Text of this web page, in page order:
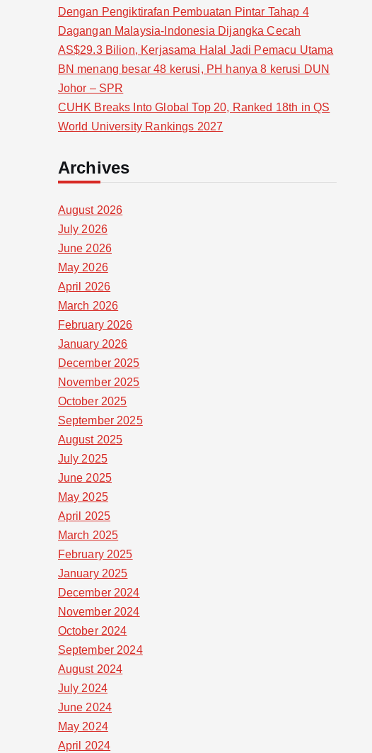
Dengan Pengiktirafan Pembuatan Pintar Tahap 4
Dagangan Malaysia-Indonesia Dijangka Cecah
AS$29.3 Bilion, Kerjasama Halal Jadi Pemacu Utama
BN menang besar 48 kerusi, PH hanya 8 kerusi DUN
Johor – SPR
CUHK Breaks Into Global Top 20, Ranked 18th in QS
World University Rankings 2027
Archives
August 2026
July 2026
June 2026
May 2026
April 2026
March 2026
February 2026
January 2026
December 2025
November 2025
October 2025
September 2025
August 2025
July 2025
June 2025
May 2025
April 2025
March 2025
February 2025
January 2025
December 2024
November 2024
October 2024
September 2024
August 2024
July 2024
June 2024
May 2024
April 2024